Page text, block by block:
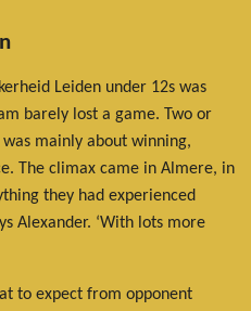
Leiden under 12s was
barely lost a game. Two or
mainly about winning,
The climax came in Almere, in
they had experienced
Alexander. ‘With lots more
to expect from opponent